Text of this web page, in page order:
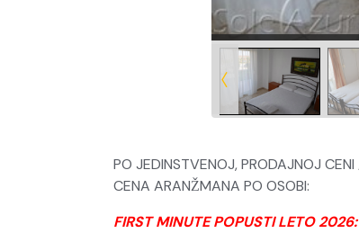
PO JEDINSTVENOJ, PRODAJNOJ
CENA ARANŽMANA PO OSOBI:
FIRST MINUTE POPUSTI LETO 2026: